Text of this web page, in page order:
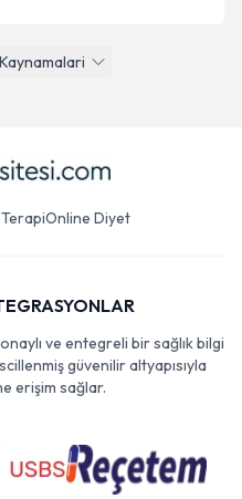
Online Diyet
ve entegreli bir sağlık bilgi
güvenilir altyapısıyla
erişim sağlar.